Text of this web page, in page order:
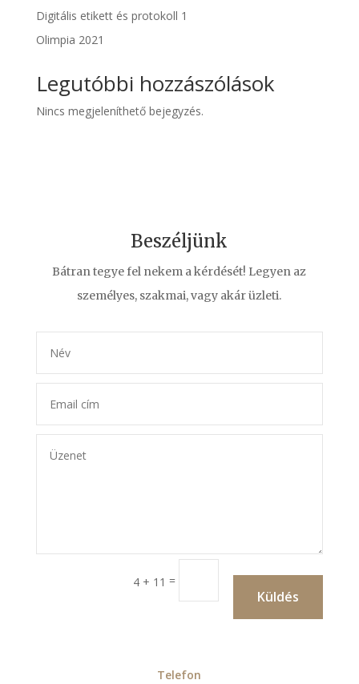
Digitális etikett és protokoll 1
Olimpia 2021
Legutóbbi hozzászólások
Nincs megjeleníthető bejegyzés.
Beszéljünk
Bátran tegye fel nekem a kérdését! Legyen az
személyes, szakmai, vagy akár üzleti.
4 + 11 =
Küldés
Telefon